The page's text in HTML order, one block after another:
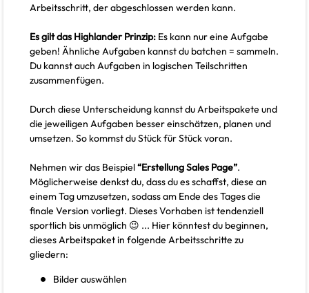
Arbeitsschritt, der abgeschlossen werden kann.
Es gilt das Highlander Prinzip: Es kann nur eine Aufgabe
geben! Ähnliche Aufgaben kannst du batchen = sammeln.
Du kannst auch Aufgaben in logischen Teilschritten
zusammenfügen.
Durch diese Unterscheidung kannst du Arbeitspakete und
die jeweiligen Aufgaben besser einschätzen, planen und
umsetzen. So kommst du Stück für Stück voran.
Nehmen wir das Beispiel“Erstellung Sales Page”.
Möglicherweise denkst du, dass du es schaffst, diese an
einem Tag umzusetzen, sodass am Ende des Tages die
finale Version vorliegt. Dieses Vorhaben ist tendenziell
sportlich bis unmöglich 😉 ... Hier könntest du beginnen,
dieses Arbeitspaket in folgende Arbeitsschritte zu
gliedern:
Bilder auswählen